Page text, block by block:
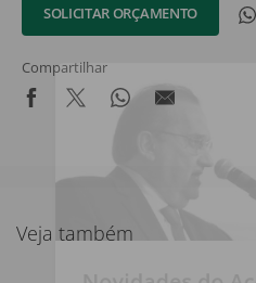
SOLICITAR ORÇAMENTO
Compartilhar
Veja também